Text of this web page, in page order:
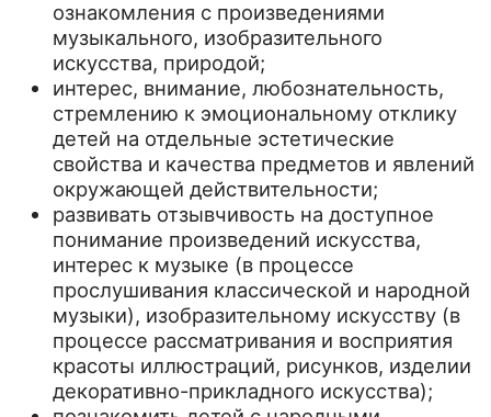
ознакомления с произведениями
музыкального, изобразительного
искусства, природой;
интерес, внимание, любознательность,
стремлению к эмоциональному отклику
детей на отдельные эстетические
свойства и качества предметов и явлений
окружающей действительности;
развивать отзывчивость на доступное
понимание произведений искусства,
интерес к музыке (в процессе
прослушивания классической и народной
музыки), изобразительному искусству (в
процессе рассматривания и восприятия
красоты иллюстраций, рисунков, изделии
декоративно-прикладного искусства);